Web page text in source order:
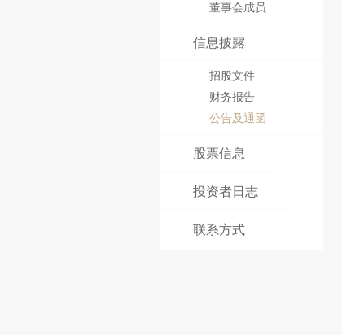
董事会成员
信息披露
招股文件
财务报告
公告及通函
股票信息
投资者日志
联系方式